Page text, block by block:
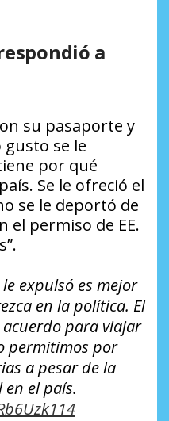
a
su pasaporte y
gusto se le
por qué
Se le ofreció el
se le deportó de
el permiso de EE.
expulsó es mejor
en la política. El
para viajar
permitimos por
a pesar de la
el país.